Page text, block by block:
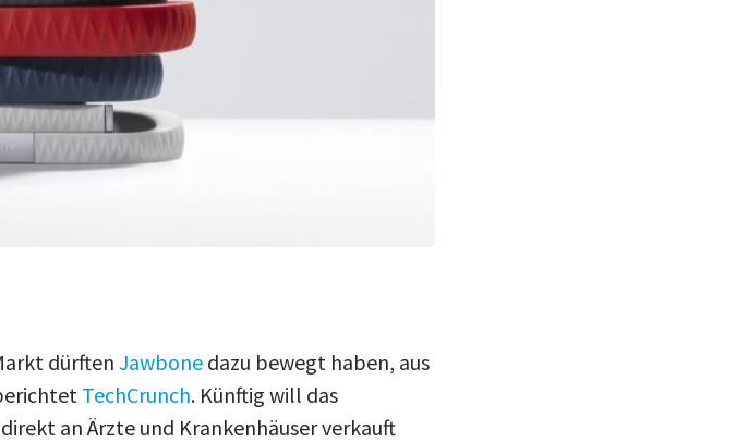
dürften Jawbone dazu bewegt haben, aus
TechCrunch. Künftig will das
an Ärzte und Krankenhäuser verkauft